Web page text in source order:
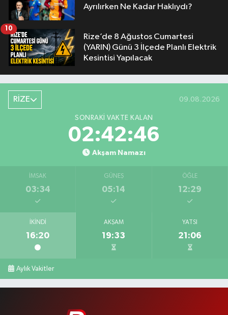
Ayrılırken Ne Kadar Haklıydı?
Rize’de 8 Ağustos Cumartesi
(YARIN) Günü 3 İlçede Planlı Elektrik
Kesintisi Yapılacak
10
RİZE 09.08.2026
SONRAKI VAKTE KALAN
02:42:45
Akşam Namazı
İMSAK
03:34
GÜNEŞ
05:14
ÖĞLE
12:29
İKINDI
16:20
AKŞAM
19:33
YATSI
21:06
Aylık Vakitler